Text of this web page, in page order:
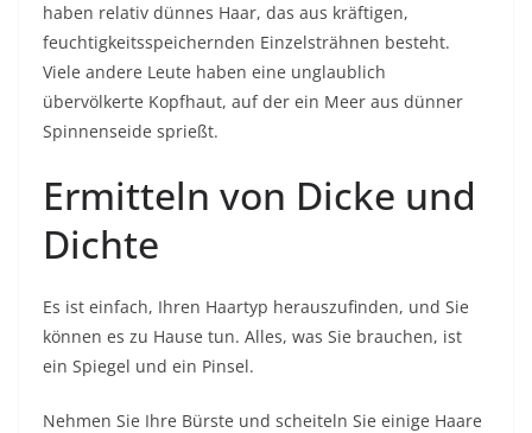
haben relativ dünnes Haar, das aus kräftigen,
feuchtigkeitsspeichernden Einzelsträhnen besteht.
Viele andere Leute haben eine unglaublich
übervölkerte Kopfhaut, auf der ein Meer aus dünner
Spinnenseide sprießt.
Ermitteln von Dicke und
Dichte
Es ist einfach, Ihren Haartyp herauszufinden, und Sie
können es zu Hause tun. Alles, was Sie brauchen, ist
ein Spiegel und ein Pinsel.
Nehmen Sie Ihre Bürste und scheiteln Sie einige Haare